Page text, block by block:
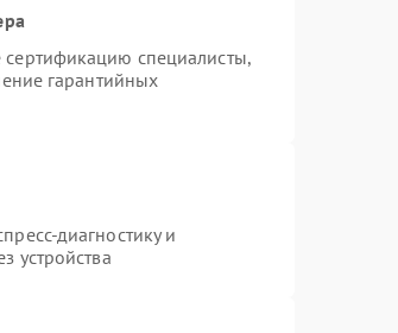
специалисты,
гарантийных
диагностику и
устройства